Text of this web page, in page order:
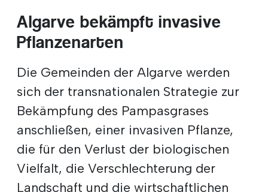
Algarve bekämpft invasive
Pflanzenarten
Die Gemeinden der Algarve werden
sich der transnationalen Strategie zur
Bekämpfung des Pampasgrases
anschließen, einer invasiven Pflanze,
die für den Verlust der biologischen
Vielfalt, die Verschlechterung der
Landschaft und die wirtschaftlichen